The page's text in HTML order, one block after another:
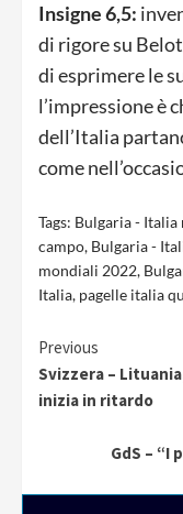
Insigne 6,5:
di rigore su
di esprimere le
l’impressione è
dell’Italia
come
Tags: Bulgaria -
campo, Bulgaria -
mondiali 2022,
Italia, pagelle italia
Continue
Reading
Previous
Svizzera –
inizia in ritardo
GdS –